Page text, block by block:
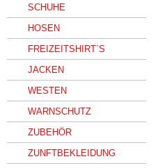
SCHUHE
HOSEN
FREIZEITSHIRT`S
JACKEN
WESTEN
WARNSCHUTZ
ZUBEHÖR
ZUNFTBEKLEIDUNG